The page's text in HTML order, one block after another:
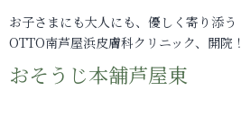
お子さまにも大人にも、優しく寄り添う
OTTO南芦屋浜皮膚科クリニック、開院！
おそうじ本舗芦屋東